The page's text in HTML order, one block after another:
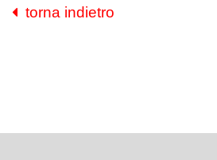
torna indietro